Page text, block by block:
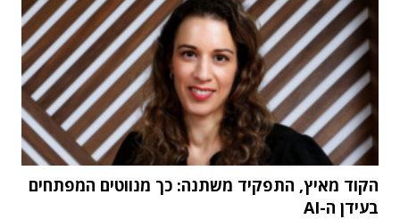
הקוד מאיץ, התפקיד משתנה: כך מנווטים המפתחים
בעידן ה-AI